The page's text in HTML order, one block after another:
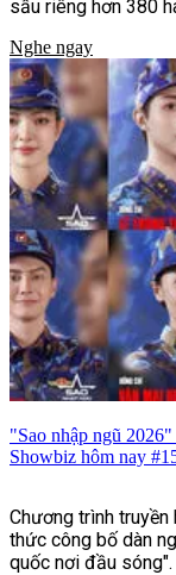
sầu riêng hơn 380
Nghe ngay
"Sao nhập ngũ
Showbiz hôm nay
Chương trình
thức công bố dàn
quốc nơi đầu